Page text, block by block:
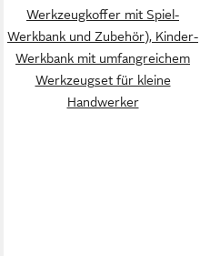
Werkzeugkoffer mit Spiel-
Werkbank und Zubehör), Kinder-
Werkbank mit umfangreichem
Werkzeugset für kleine
Handwerker